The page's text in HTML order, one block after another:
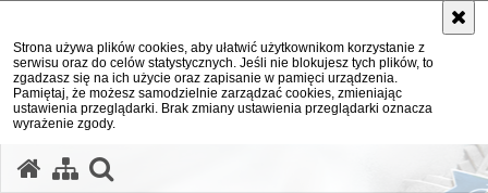
Strona używa plików cookies, aby ułatwić użytkownikom korzystanie z
serwisu oraz do celów statystycznych. Jeśli nie blokujesz tych plików, to
zgadzasz się na ich użycie oraz zapisanie w pamięci urządzenia.
Pamiętaj, że możesz samodzielnie zarządzać cookies, zmieniając
ustawienia przeglądarki. Brak zmiany ustawienia przeglądarki oznacza
wyrażenie zgody.